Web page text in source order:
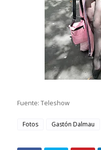
Fuente: Teleshow
Fotos Gastón Dalmau